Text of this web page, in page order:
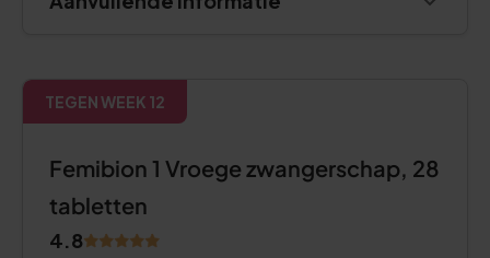
TEGEN WEEK 12
Femibion 1 Vroege zwangerschap, 28
tabletten
4.8